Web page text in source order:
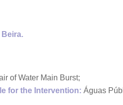
of Water Main Burst;
for the Intervention: Águas